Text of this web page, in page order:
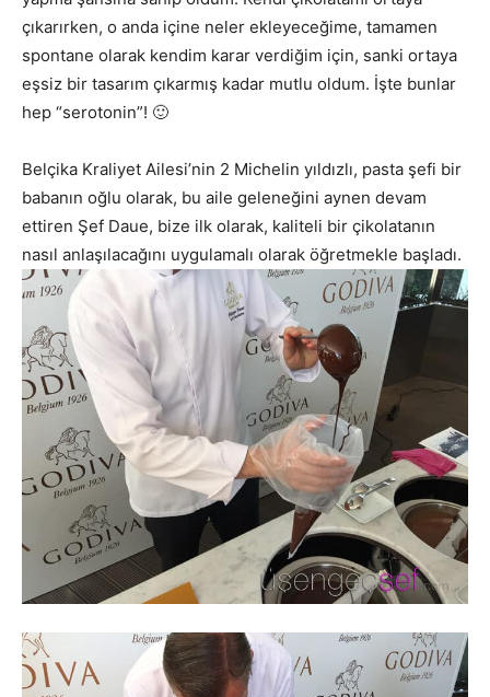
çıkarırken, o anda içine neler ekleyeceğime, tamamen
spontane olarak kendim karar verdiğim için, sanki ortaya
eşsiz bir tasarım çıkarmış kadar mutlu oldum. İşte bunlar
hep “serotonin”! 🙂
Belçika Kraliyet Ailesi’nin 2 Michelin yıldızlı, pasta şefi bir
babanın oğlu olarak, bu aile geleneğini aynen devam
ettiren Şef Daue, bize ilk olarak, kaliteli bir çikolatanın
nasıl anlaşılacağını uygulamalı olarak öğretmekle başladı.